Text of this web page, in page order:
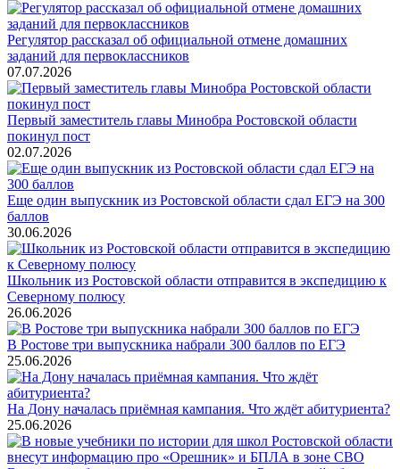
Регулятор рассказал об официальной отмене домашних
заданий для первоклассников
07.07.2026
Первый заместитель главы Минобра Ростовской области
покинул пост
02.07.2026
Еще один выпускник из Ростовской области сдал ЕГЭ на 300
баллов
30.06.2026
Школьник из Ростовской области отправится в экспедицию к
Северному полюсу
26.06.2026
В Ростове три выпускника набрали 300 баллов по ЕГЭ
25.06.2026
На Дону началась приёмная кампания. Что ждёт абитуриента?
25.06.2026